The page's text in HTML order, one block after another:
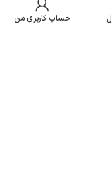
باشد حساب کاربری من